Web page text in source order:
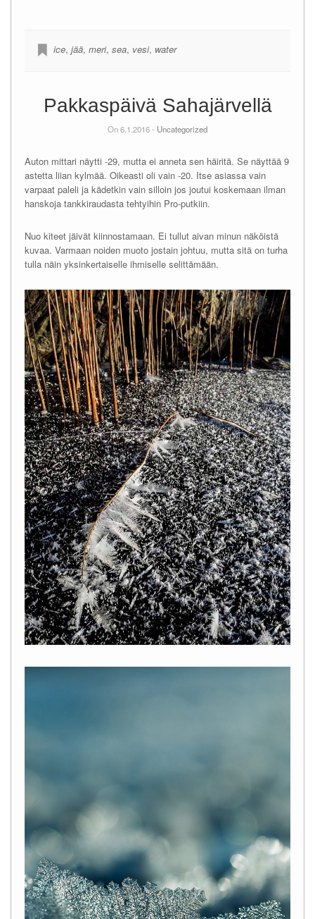
ice, jää, meri, sea, vesi, water
Pakkaspäivä Sahajärvellä
On 6.1.2016 - Uncategorized
Auton mittari näytti -29, mutta ei anneta sen häiritä. Se näyttää 9
astetta liian kylmää. Oikeasti oli vain -20. Itse asiassa vain
varpaat paleli ja kädetkin vain silloin jos joutui koskemaan ilman
hanskoja tankkiraudasta tehtyihin Pro-putkiin.
Nuo kiteet jäivät kiinnostamaan. Ei tullut aivan minun näköistä
kuvaa. Varmaan noiden muoto jostain johtuu, mutta sitä on turha
tulla näin yksinkertaiselle ihmiselle selittämään.